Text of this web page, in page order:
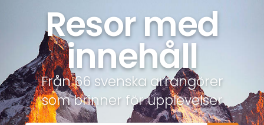
Resor med
innehåll
Från 66 svenska arrangörer
som brinner för upplevelser